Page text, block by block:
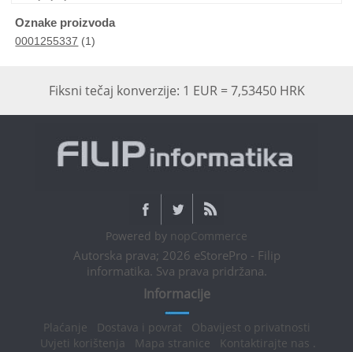
Oznake proizvoda
0001255337 (1)
Fiksni tečaj konverzije: 1 EUR = 7,53450 HRK
Powered by nopCommerce
Autorska prava; 2026 eStorePro - Filip
informatika. Sva prava pridržana.
Informacije
Plaćanje Dostava i povrat
Obavijest o privatnosti
Uvjeti korištenja
Mapa stranice Kontaktirajte nas .